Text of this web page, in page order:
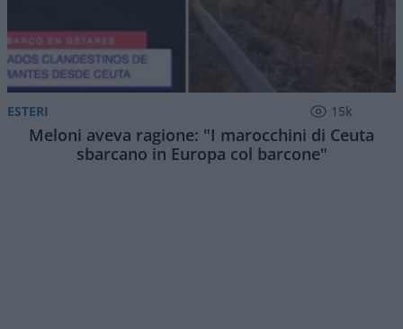
ESTERI 15k
Meloni aveva ragione: "I marocchini di Ceuta
sbarcano in Europa col barcone"